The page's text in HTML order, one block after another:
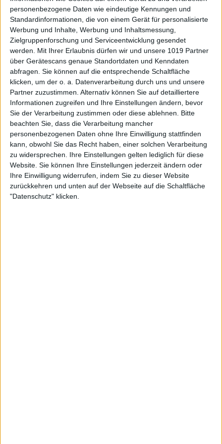
personenbezogene Daten wie eindeutige Kennungen und
Standardinformationen, die von einem Gerät für personalisierte
Werbung und Inhalte, Werbung und Inhaltsmessung,
Zielgruppenforschung und Serviceentwicklung gesendet
werden.
Mit Ihrer Erlaubnis dürfen wir und unsere 1019 Partner
über Gerätescans genaue Standortdaten und Kenndaten
abfragen. Sie können auf die entsprechende Schaltfläche
klicken, um der o. a. Datenverarbeitung durch uns und unsere
Partner zuzustimmen. Alternativ können Sie auf detailliertere
Informationen zugreifen und Ihre Einstellungen ändern, bevor
Sie der Verarbeitung zustimmen oder diese ablehnen.
Bitte
beachten Sie, dass die Verarbeitung mancher
personenbezogenen Daten ohne Ihre Einwilligung stattfinden
kann, obwohl Sie das Recht haben, einer solchen Verarbeitung
zu widersprechen. Ihre Einstellungen gelten lediglich für diese
Website. Sie können Ihre Einstellungen jederzeit ändern oder
Ihre Einwilligung widerrufen, indem Sie zu dieser Website
zurückkehren und unten auf der Webseite auf die Schaltfläche
"Datenschutz" klicken.